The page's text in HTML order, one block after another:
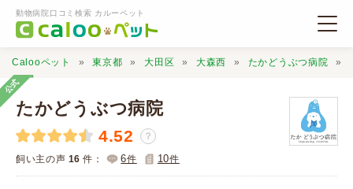
動物病院口コミ検索 カルーペット
動物病院検索
Calooペット 東京都 大田区 大森西 たかどうぶつ病院
公式
たかどうぶつ病院
4.52 ？
飼い主の声 16 件： 6件 10件